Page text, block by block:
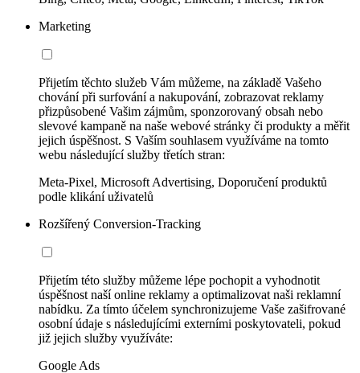
Marketing
Přijetím těchto služeb Vám můžeme, na základě Vašeho
chování při surfování a nakupování, zobrazovat reklamy
přizpůsobené Vašim zájmům, sponzorovaný obsah nebo
slevové kampaně na naše webové stránky či produkty a měřit
jejich úspěšnost. S Vaším souhlasem využíváme na tomto
webu následující služby třetích stran:
Meta-Pixel, Microsoft Advertising, Doporučení produktů
podle klikání uživatelů
Rozšířený Conversion-Tracking
Přijetím této služby můžeme lépe pochopit a vyhodnotit
úspěšnost naší online reklamy a optimalizovat naši reklamní
nabídku. Za tímto účelem synchronizujeme Vaše zašifrované
osobní údaje s následujícími externími poskytovateli, pokud
již jejich služby využíváte:
Google Ads